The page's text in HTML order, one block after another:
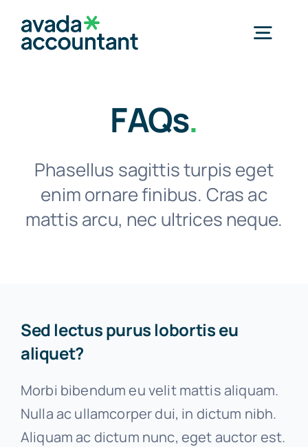
Industries
Free Consultation
FAQs.
Phasellus sagittis turpis eget
enim ornare finibus. Cras ac
mattis arcu, nec ultrices neque.
Sed lectus purus lobortis eu
aliquet?
Morbi bibendum eu velit mattis aliquam.
Nulla ac ullamcorper dui, in dictum nibh.
Aliquam ac dictum nunc, eget auctor est.